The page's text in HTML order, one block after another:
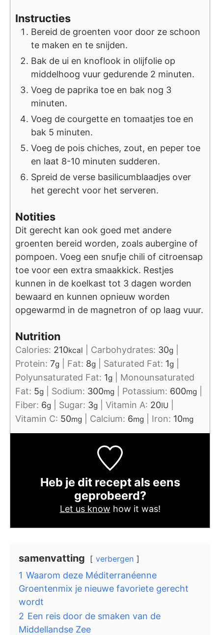
Instructies
Bereid de groenten voor door ze schoon
te maken en te snijden.
Bak de ui en knoflook in olijfolie op
middelhoog vuur gedurende 2 minuten.
Voeg de paprika toe en bak nog 3
minuten.
Voeg de courgette en tomaatjes toe en
bak 5 minuten.
Voeg de pois chiches, zout, en peper toe
en laat 8-10 minuten sudderen.
Spreid de verse basilicumblaadjes over
het gerecht voor het serveren.
Notities
Dit gerecht kan ook goed met andere
groenten bereid worden, zoals aubergine of
pompoen. Voeg een snufje chili of citroensap
toe voor een extra smaakkick. Restjes
kunnen in de koelkast tot 3 dagen worden
bewaard en kunnen opnieuw worden
opgewarmd in de magnetron of op laag vuur.
Nutrition
Calories: 210kcal Carbohydrates: 30g
Protein: 7g Fat: 8g Saturated Fat: 1g
Polyunsaturated Fat: 1g
Monounsaturated
Fat: 5g Sodium: 300mg Potassium: 600mg
Fiber: 6g Sugar: 3g Vitamin A: 20IU
Vitamin C: 50mg Calcium: 6mg Iron: 10mg
Heb je dit recept als eens
geprobeerd?
Let us know how it was!
samenvatting verbergen
1 Waarom deze Méditerranéenne
Groentenmix je nieuwe favoriete gerecht
wordt
2 Een reis door de smaken van de
Middellandse Zee